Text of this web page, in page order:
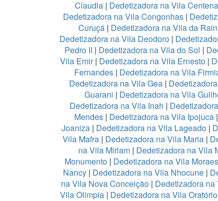
Claudia| Dedetizadora na Vila
Dedetizadora na Vila Congonhas|
Curuçá | Dedetizadora na Vila da
Dedetizadora na Vila Deodoro |
Pedro II | Dedetizadora na Vila do Sol |
Vila Emir| Dedetizadora na Vila Ernesto|
Fernandes | Dedetizadora na Vila
Dedetizadora na Vila Gea |
Guarani | Dedetizadora na Vila
Dedetizadora na Vila Inah |
Mendes | Dedetizadora na Vila Ipojuca |
Joaniza| Dedetizadora na Vila Lageado|
Vila Mafra | Dedetizadora na Vila Maria|
na Vila Miriam| Dedetizadora na Vila
Monumento| Dedetizadora na Vila Moraes
Nancy| Dedetizadora na Vila Nhocune|
na Vila Nova Conceição | Dedetizadora
Vila Olimpia | Dedetizadora na Vila Oratório